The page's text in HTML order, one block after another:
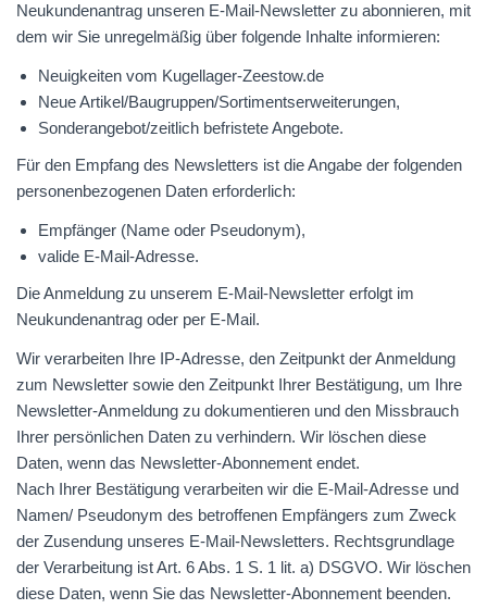
Neukundenantrag unseren E-Mail-Newsletter zu abonnieren, mit
dem wir Sie unregelmäßig über folgende Inhalte informieren:
Neuigkeiten vom Kugellager-Zeestow.de
Neue Artikel/Baugruppen/Sortimentserweiterungen,
Sonderangebot/zeitlich befristete Angebote.
Für den Empfang des Newsletters ist die Angabe der folgenden
personenbezogenen Daten erforderlich:
Empfänger (Name oder Pseudonym),
valide E-Mail-Adresse.
Die Anmeldung zu unserem E-Mail-Newsletter erfolgt im
Neukundenantrag oder per E-Mail.
Wir verarbeiten Ihre IP-Adresse, den Zeitpunkt der Anmeldung
zum Newsletter sowie den Zeitpunkt Ihrer Bestätigung, um Ihre
Newsletter-Anmeldung zu dokumentieren und den Missbrauch
Ihrer persönlichen Daten zu verhindern. Wir löschen diese
Daten, wenn das Newsletter-Abonnement endet.
Nach Ihrer Bestätigung verarbeiten wir die E-Mail-Adresse und
Namen/ Pseudonym des betroffenen Empfängers zum Zweck
der Zusendung unseres E-Mail-Newsletters. Rechtsgrundlage
der Verarbeitung ist Art. 6 Abs. 1 S. 1 lit. a) DSGVO. Wir löschen
diese Daten, wenn Sie das Newsletter-Abonnement beenden.